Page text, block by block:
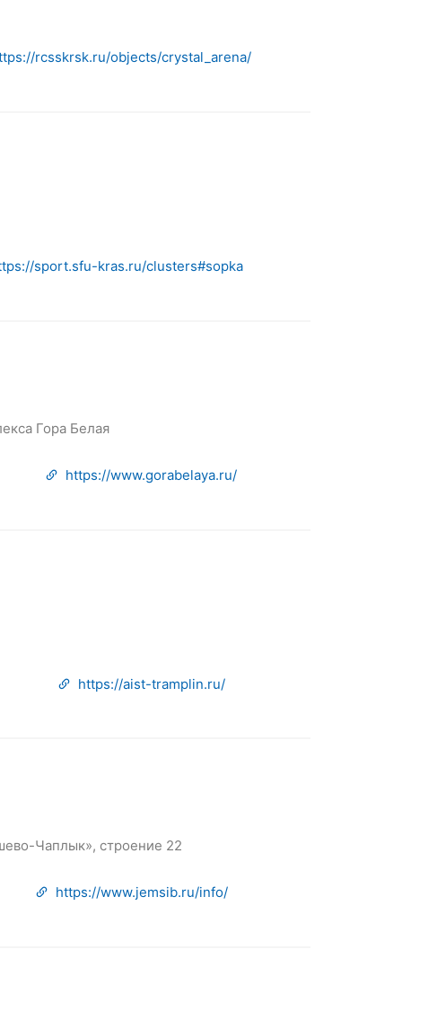
rcsskrsk.ru/objects/crystal_arena/
sport.sfu-kras.ru/clusters#sopka
Гора Белая
https://www.gorabelaya.ru/
https://aist-tramplin.ru/
Чаплык», строение 22
https://www.jemsib.ru/info/